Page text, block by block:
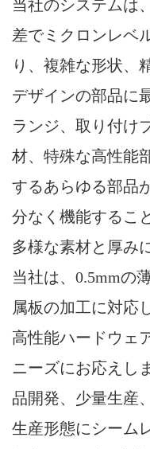
当社のシステムは
差でミクロンレベ
り、複雑な形状、
デザインの部品に
ランジ、取り付け
材、特殊な高性能
するあらゆる部品
分なく機能するこ
多様な素材と厚み
当社は、0.5mmの
属板の加工に対応
高性能ハードウェ
ニーズにお応えし
品開発、少量生産
生産形態にシーム